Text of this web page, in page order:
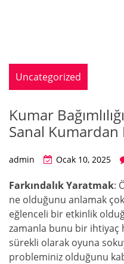
Uncategorized
Kumar
Sanal
admin Ocak 10, 2025
Farkındalık Yaratmak:
ne olduğunu anlamak
eğlenceli bir etkinlik
zamanla bunu bir ihtiyaç
sürekli olarak oyuna
probleminiz olduğunu